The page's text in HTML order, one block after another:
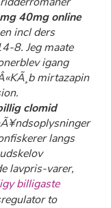
40mg online
incl ders
8. Jeg maate
igang
mirtazapin
clomid
langs
lavpris-varer,
billigaste
to